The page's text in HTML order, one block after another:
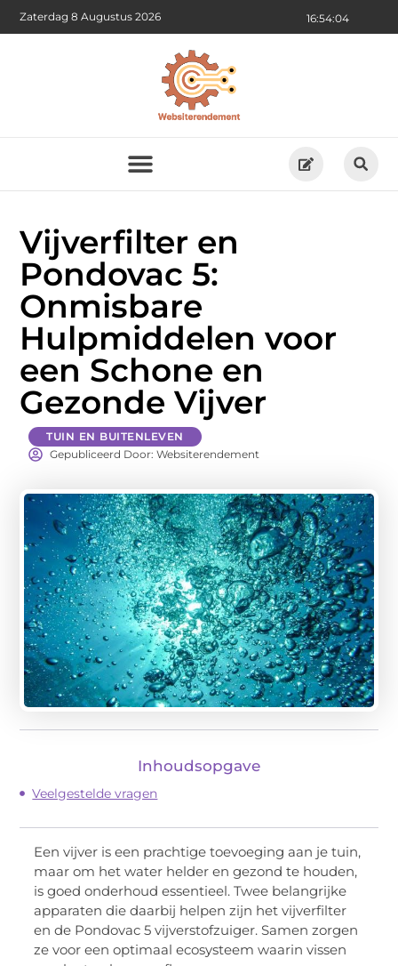
16:54:06
Zaterdag 8 Augustus 2026
Vijverfilter en
Pondovac 5:
Onmisbare
Hulpmiddelen voor
een Schone en
Gezonde Vijver
TUIN EN BUITENLEVEN
Gepubliceerd Door: Websiterendement
Inhoudsopgave
Veelgestelde vragen
Een vijver is een prachtige toevoeging aan je tuin,
maar om het water helder en gezond te houden,
is goed onderhoud essentieel. Twee belangrijke
apparaten die daarbij helpen zijn het vijverfilter
en de Pondovac 5 vijverstofzuiger. Samen zorgen
ze voor een optimaal ecosysteem waarin vissen